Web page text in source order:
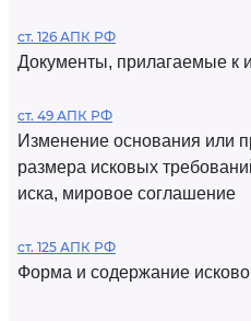
ст. 126 АПК РФ
Документы, прилагаемые к
ст. 49 АПК РФ
Изменение основания или
размера исковых
иска, мировое соглашение
ст. 125 АПК РФ
Форма и содержание